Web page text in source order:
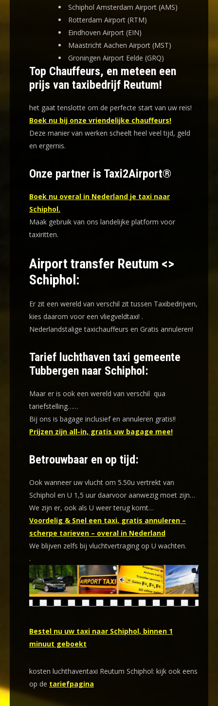
Schiphol Amsterdam Airport (AMS)
Rotterdam Airport (RTM)
Eindhoven Airport (EIN)
Maastricht Aachen Airport (MST)
Groningen Airport Eelde (GRQ)
Top Chauffeurs, en meteen een
prijs van taxibedrijf Reutum!
het gaat tenslotte om de perfecte start van uw reis!
Boek nu bij onze vriendelijke chauffeurs!
Deze manier van werken scheelt heel veel tijd, geld
en ergernis.
Onze partner is Taxi2Airport®
Boek nu overal in Nederland je taxi naar
Schiphol.
Maak gebruik van ons landelijke platform voor
taxiritten.
Airport transfer Reutum <>
Schiphol:
Er zit een wereld van verschil zit tussen Taxibedrijven,
kies daarom voor een vliegveldtaxi! .
Nederlandstalige taxichauffeurs en Gratis annuleren!
Tarief luchthaven taxi gemeente
Tubbergen naar Schiphol:
Maar er is ook een wereld van verschil qua
tariefstelling……
Bij ons is bagage inclusief en annuleren gratis!!
Prijzen zijn all-in, gratis uw bagage mee!
Betrouwbaar en op tijd:
Ook wanneer uw vlucht om 5.50u vertrekt van
Schiphol en U 1,5 uur daarvoor aanwezig moet zijn…
We zijn er, ook als U weer terug komt…
Voordelig & Snel een taxi, gratis annuleren –
scherpe tarieven – overal in Nederland
We blijven zelfs bij vluchtvertraging op U wachten.
.
Bestel nu uw taxi naar Schiphol, binnen 1
minuut geboekt
kosten luchthaventaxi Reutum Schiphol: kijk ook eens
op de tariefpagina